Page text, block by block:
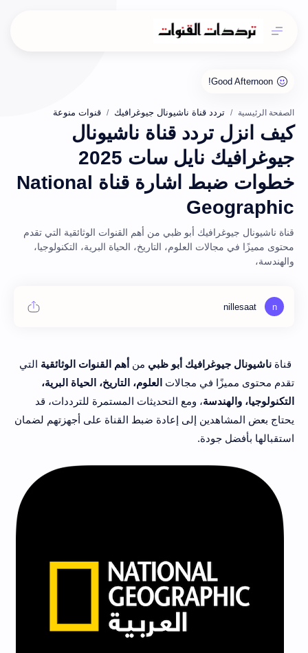
الصفحة الرئيسية تردد قناة ناشيونال جيوغرافيك قنوات منوعة
كيف انزل تردد قناة ناشيونال
جيوغرافيك نايل سات 2025
خطوات ضبط اشارة قناة National
Geographic
قناة ناشيونال جيوغرافيك أبو ظبي من أهم القنوات الوثائقية التي تقدم
محتوى مميزًا في مجالات العلوم، التاريخ، الحياة البرية، التكنولوجيا،
والهندسة،
قناة ناشيونال جيوغرافيك أبو ظبي من أهم القنوات الوثائقية التي
تقدم محتوى مميزًا في مجالات العلوم، التاريخ، الحياة البرية،
التكنولوجيا، والهندسة، ومع التحديثات المستمرة للترددات، قد
يحتاج بعض المشاهدين إلى إعادة ضبط القناة على أجهزتهم لضمان
استقبالها بأفضل جودة.